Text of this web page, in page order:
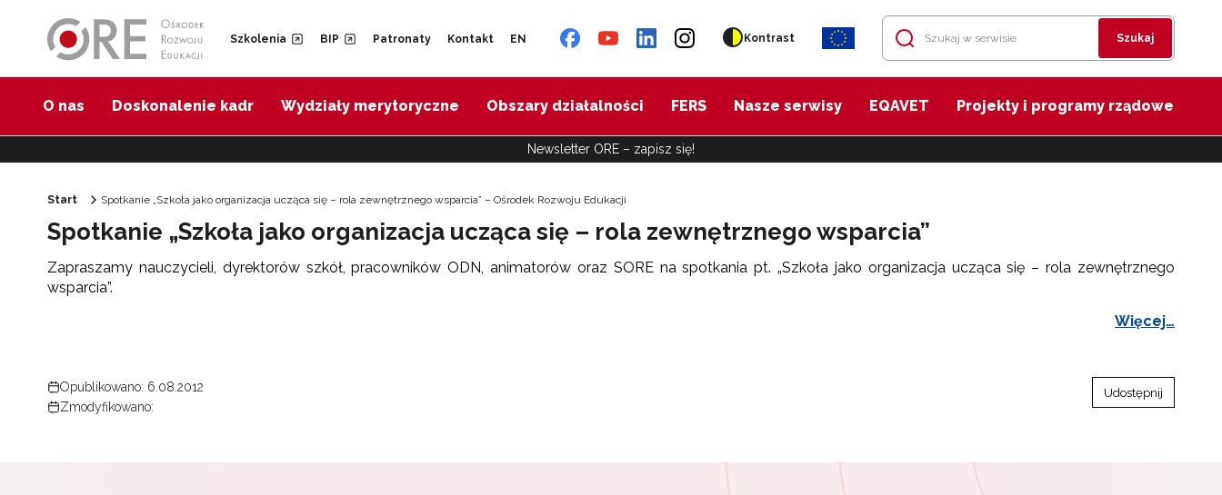
Szkolenia BIP Patronaty Kontakt EN Kontrast Szukaj
O nas Doskonalenie kadr Wydziały merytoryczne Obszary działalności FERS Nasze serwisy EQAVET Projekty i programy rządowe
Newsletter ORE – zapisz się!
Start Spotkanie „Szkoła jako organizacja ucząca się – rola zewnętrznego wsparcia” – Ośrodek Rozwoju Edukacji
Spotkanie „Szkoła jako organizacja ucząca się – rola zewnętrznego wsparcia”
Zapraszamy nauczycieli, dyrektorów szkół, pracowników ODN, animatorów oraz SORE na spotkania pt. „Szkoła jako organizacja ucząca się – rola zewnętrznego
wsparcia”.
Więcej…
Opublikowano: 6.08.2012
Zmodyfikowano:
Udostępnij